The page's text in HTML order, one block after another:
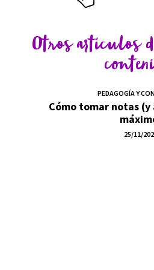
Otros artículos
PEDAGOGÍA Y
Cómo tomar notas
25/11/